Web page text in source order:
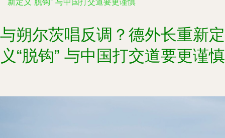
与朔尔茨唱反调？德外长重新定
义“脱钩” 与中国打交道要更谨慎